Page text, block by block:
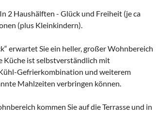
2 Haushälften - Glück und Freiheit (je ca
(plus Kleinkindern).
erwartet Sie ein heller, großer Wohnbereich
Küche ist selbstverständlich mit
Gefrierkombination und weiterem
Mahlzeiten verbringen können.
kommen Sie auf die Terrasse und in